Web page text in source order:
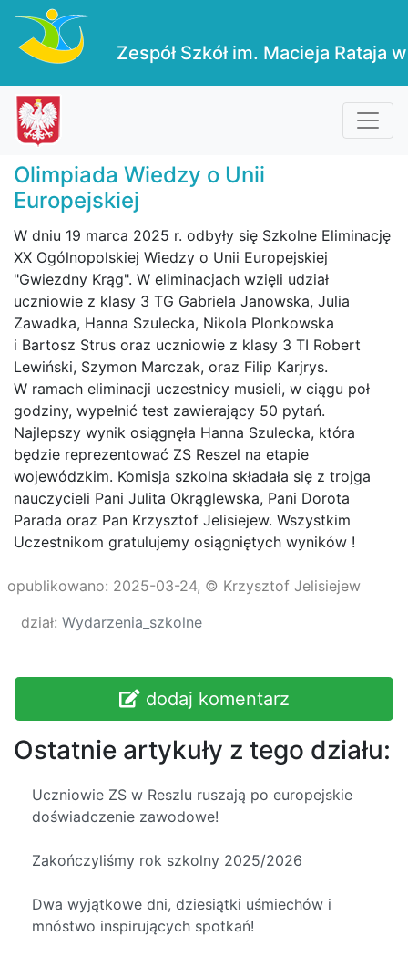
Zespół Szkół im. Macieja Rataja
Olimpiada Wiedzy o Unii
Europejskiej
W dniu 19 marca 2025 r. odbyły się Szkolne Eliminację
XX Ogólnopolskiej Wiedzy o Unii Europejskiej
"Gwiezdny Krąg". W eliminacjach wzięli udział
uczniowie z klasy 3 TG Gabriela Janowska, Julia
Zawadka, Hanna Szulecka, Nikola Plonkowska
i Bartosz Strus oraz uczniowie z klasy 3 TI Robert
Lewiński, Szymon Marczak, oraz Filip Karjrys.
W ramach eliminacji uczestnicy musieli, w ciągu poł
godziny, wypełnić test zawierający 50 pytań.
Najlepszy wynik osiągnęła Hanna Szulecka, która
będzie reprezentować ZS Reszel na etapie
wojewódzkim. Komisja szkolna składała się z trojga
nauczycieli Pani Julita Okrąglewska, Pani Dorota
Parada oraz Pan Krzysztof Jelisiejew. Wszystkim
Uczestnikom gratulujemy osiągniętych wyników !
opublikowano: 2025-03-24, © Krzysztof Jelisiejew
dział: Wydarzenia_szkolne
dodaj komentarz
Ostatnie artykuły z tego działu:
Uczniowie ZS w Reszlu ruszają po europejskie
doświadczenie zawodowe!
Zakończyliśmy rok szkolny 2025/2026
Dwa wyjątkowe dni, dziesiątki uśmiechów i
mnóstwo inspirujących spotkań!